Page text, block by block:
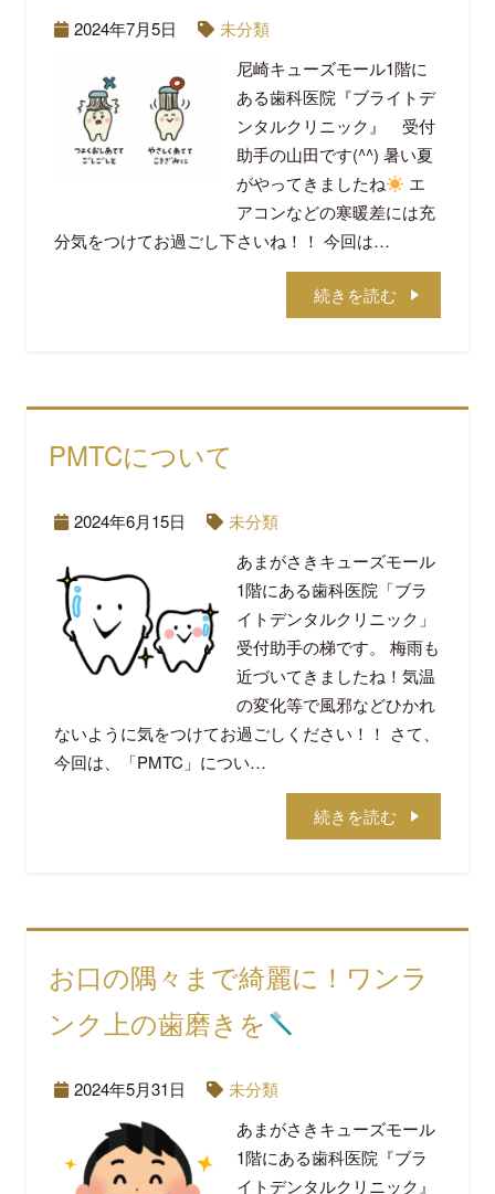
2024年7月5日
未分類
尼崎キューズモール1階に
ある歯科医院『ブライトデ
ンタルクリニック』 受付
助手の山田です(^^) 暑い夏
がやってきましたね
エ
アコンなどの寒暖差には充
分気をつけてお過ごし下さいね！！ 今回は…
続きを読む
PMTCについて
2024年6月15日
未分類
あまがさきキューズモール
1階にある歯科医院「ブラ
イトデンタルクリニック」
受付助手の梯です。 梅雨も
近づいてきましたね！気温
の変化等で風邪などひかれ
ないように気をつけてお過ごしください！！ さて、
今回は、「PMTC」につい…
続きを読む
お口の隅々まで綺麗に！ワンラ
ンク上の歯磨きを
2024年5月31日
未分類
あまがさきキューズモール
1階にある歯科医院『ブラ
イトデンタルクリニック』